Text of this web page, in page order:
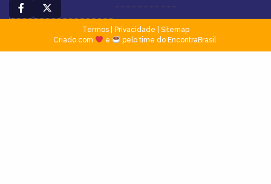
Termos| Privacidade
Sitemap
Criado com
e pelo time do EncontraBrasil